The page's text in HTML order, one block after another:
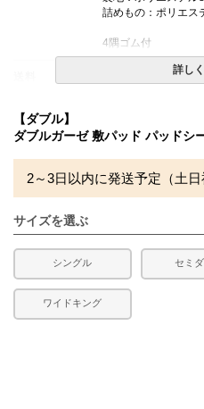
詰めもの：ポリエス
4隅ゴム付
備考
発生する場合がござ
※できる限り実際の
が、閲覧環境により
承ください。
詳し
【ダブル】
ダブルガーゼ 敷パッド パッドシ
2～3日以内に発送予定（土日
サイズを選ぶ
シングル セミ
ワイドキング